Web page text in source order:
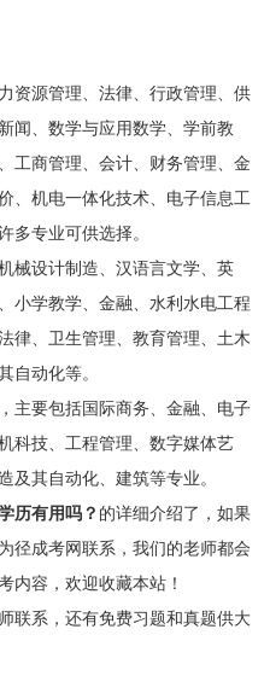
资源管理、法律、行政管理、供
闻、数学与应用数学、学前教
工商管理、会计、财务管理、金
、机电一体化技术、电子信息工
多专业可供选择。
械设计制造、汉语言文学、英
小学教学、金融、水利水电工程
律、卫生管理、教育管理、土木
自动化等。
主要包括国际商务、金融、电子
科技、工程管理、数字媒体艺
及其自动化、建筑等专业。
历有用吗？ 的详细介绍了，如果
径成考网联系，我们的老师都会
内容，欢迎收藏本站！
联系，还有免费习题和真题供大